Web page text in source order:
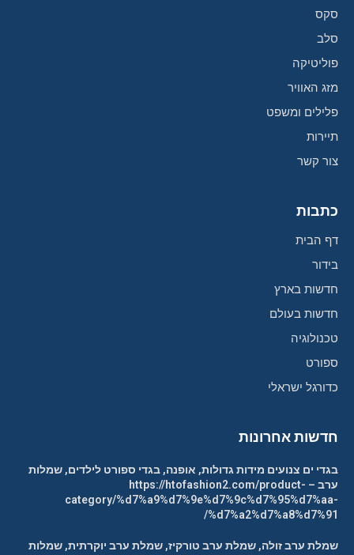
סקס
סלב
פוליטיקה
מזג האוויר
פלילים ומשפט
תיירות
צור קשר
כתבות
דף הבית
בידור
חדשות בארץ
חדשות בעולם
טכנולוגיה
ספורט
כדורגל ישראלי
חדשות אחרונות
בגדי ים צנועים מידות גדולות, אופנה, בגדי ספורט לילדים, שמלות
ערב – https://htofashion2.com/product-
category/%d7%a9%d7%9e%d7%9c%d7%95%d7%aa-
%d7%a2%d7%a8%d7%91/
שמלת ערב זולה, שמלת ערב טורקיז, שמלת ערב יוקרתית, שמלות